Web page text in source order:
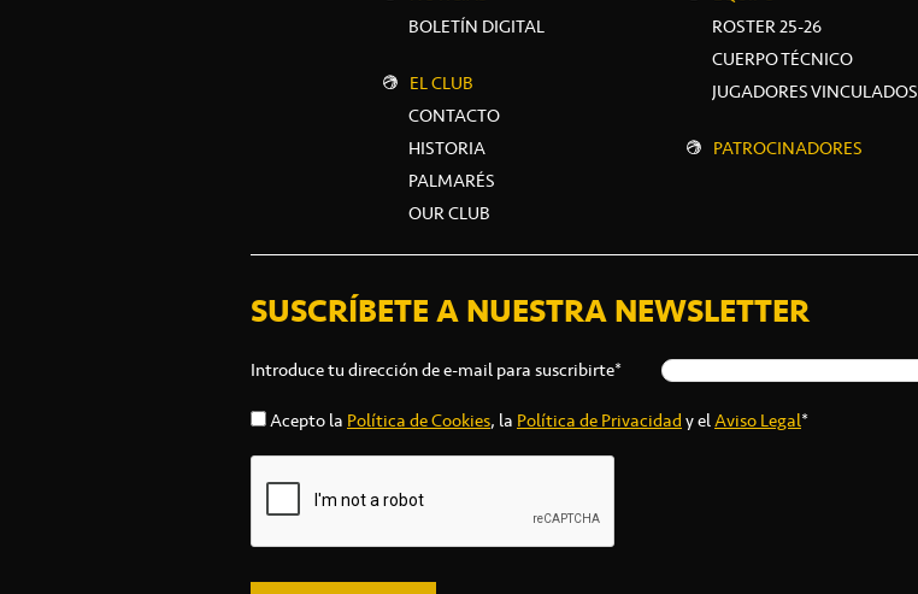
BOLETÍN DIGITAL
EL CLUB
CONTACTO
HISTORIA
PALMARÉS
OUR CLUB
ROSTER 25-26
CUERPO TÉCNICO
JUGADORES VINCULADOS
PATROCINADORES
SUSCRÍBETE A NUESTRA NEWSLETTER
Introduce tu dirección de e-mail para suscribirte*
Acepto la Política de Cookies, la Política de Privacidady elAviso Legal*